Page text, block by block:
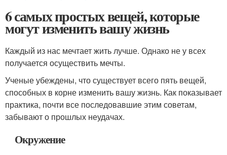
6 самых простых вещей, которые
могут изменить вашу жизнь
Каждый из нас мечтает жить лучше. Однако не у всех
получается осуществить мечты.
Ученые убеждены, что существует всего пять вещей,
способных в корне изменить вашу жизнь. Как показывает
практика, почти все последовавшие этим советам,
забывают о прошлых неудачах.
Окружение